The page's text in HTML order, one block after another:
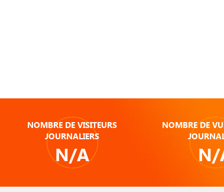
NOMBRE DE VISITEURS
JOURNALIERS
N/A
NOMBRE DE
N/